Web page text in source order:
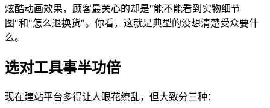
炫酷动画效果，顾客最关心的却是"能不能看到实物细节
图"和"怎么退换货"。你看，这就是典型的没想清楚受众要什
么。
选对工具事半功倍
现在建站平台多得让人眼花缭乱，但大致分三种：